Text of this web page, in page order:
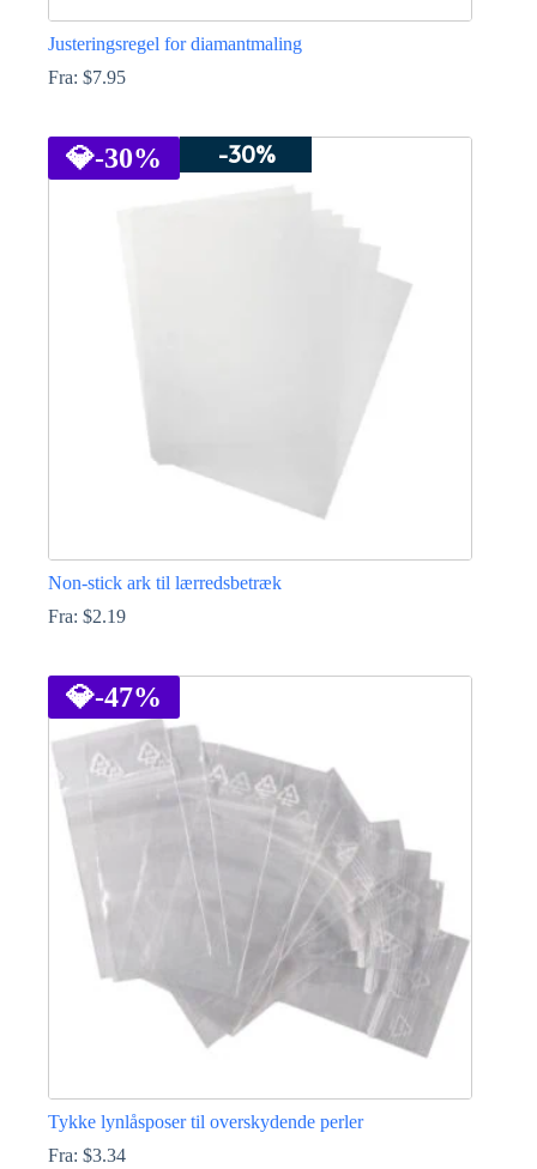
Justeringsregel for diamantmaling
Fra: $7.95
har
flere
💎-30% -30%
Non-stick ark til lærredsbetræk
Fra: $2.19
har
flere
varianter.
Mulighederne
vælges
varesiden
💎-47%
Tykke lynlåsposer til overskydende perler
Fra: $3.34